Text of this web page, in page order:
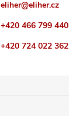
eliher@eliher.cz
+420 466 799 440
+420 724 022 362